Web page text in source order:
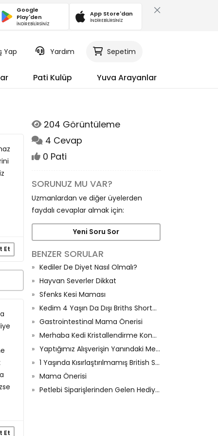
Google
Play'den
İNDİREBİLİRSİNİZ
App Store'dan
İNDİREBİLİRSİNİZ
Yap Yardım Sepetim
Pati Kulüp Yuva Arayanlar
Et
Et
204 Görüntüleme
4 Cevap
0 Pati
SORUNUZ MU VAR?
Uzmanlardan ve diğer üyelerden
faydalı cevaplar almak için:
Yeni Soru Sor
BENZER SORULAR
Kediler De Diyet Nasıl Olmalı?
Hayvan Severler Dikkat
Sfenks Kesi Maması
Kedim 4 Yaşın Da Dışı Briths Shorthair
Gastrointestinal Mama Önerisi
Merhaba Kedi Kristallendirme Konusunda İhtiyaçım Var
Yaptığımız Alışverişin Yanındaki Me-O Yaş Mama Hediyesini Kediler Yemedi Neden ??
1 Yaşında Kısırlaştırılmamış British Shorthair Kedi İçin En Uygun Mama
Mama Önerisi
Petlebi Siparişlerinden Gelen Hediye Ürünler Hakkında